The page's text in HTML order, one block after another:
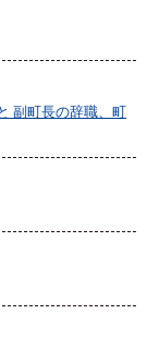
副町長の辞職、町